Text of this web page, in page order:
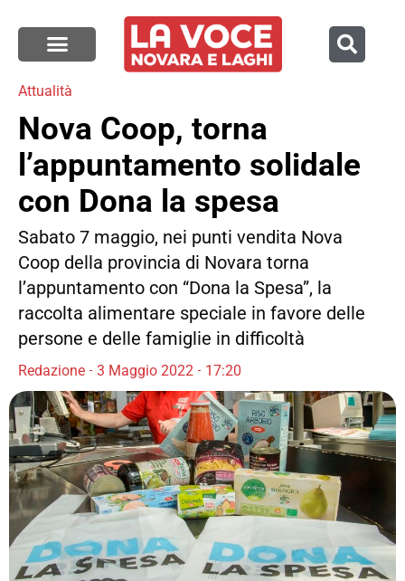
Attualità
Nova Coop, torna
l’appuntamento solidale
con Dona la spesa
Sabato 7 maggio, nei punti vendita Nova
Coop della provincia di Novara torna
l’appuntamento con “Dona la Spesa”, la
raccolta alimentare speciale in favore delle
persone e delle famiglie in difficoltà
Redazione 3 Maggio 2022 17:20